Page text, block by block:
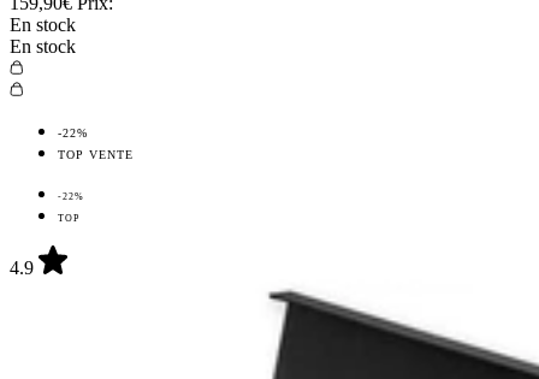
En stock
En stock
-22%
TOP VENTE
-22%
TOP
4.9